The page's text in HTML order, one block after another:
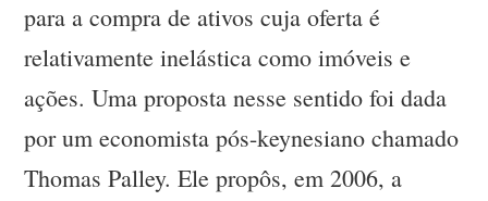
para a compra de ativos cuja oferta é
relativamente inelástica como imóveis e
ações. Uma proposta nesse sentido foi dada
por um economista pós-keynesiano chamado
Thomas Palley. Ele propôs, em 2006, a